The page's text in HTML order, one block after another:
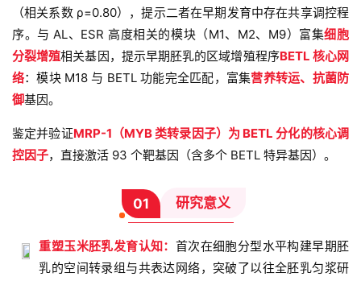
（相关系数 ρ=0.80），提示二者在早期发育中存在共享调控程
序。与 AL、ESR 高度相关的模块（M1、M2、M9）富集细胞
分裂增殖相关基因，提示早期胚乳的区域增殖程序BETL 核心网
络：模块 M18 与 BETL 功能完全匹配，富集营养转运、抗菌防
御基因。
鉴定并验证MRP-1（MYB 类转录因子）为 BETL 分化的核心调
控因子，直接激活 93 个靶基因（含多个 BETL 特异基因）。
01 研究意义
重塑玉米胚乳发育认知： 首次在细胞分型水平构建早期胚
乳的空间转录组与共表达网络，突破了以往全胚乳匀浆研